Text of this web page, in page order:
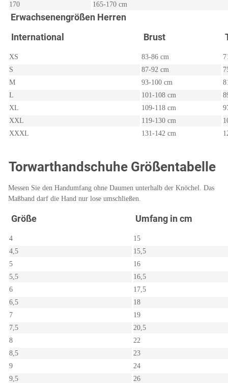
170 165-170 cm
Erwachsenengrößen Herren
International
Brust
XS 83-86 cm
S
87-92 cm
M
93-100 cm
L
101-108 cm
XL
109-118 cm
XXL
119-130 cm
XXXL
131-142 cm
Torwarthandschuhe Größentabelle
Messen Sie den Handumfang ohne Daumen unterhalb der Knöchel. Das
Maßband darf die Hand nur lose umschließen.
Größe Umfang in cm
4
15
4,5
15,5
5
16
5,5
16,5
6
17,5
6,5
18
7
19
7,5
20,5
8
22
8,5
23
9
24
9,5
26